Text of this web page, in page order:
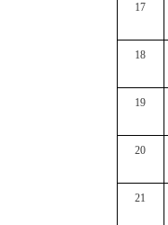
17
18
19
20
21